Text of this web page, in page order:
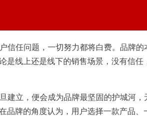
任问题，一切努力都将白费。品牌
是线上还是线下的销售场景，没有信
立，便会成为品牌最坚固的护城河
牌的角度认为，用户选择一款产品